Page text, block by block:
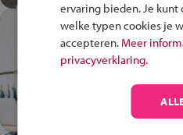
In de
plek!
op de
anders is!
ervaring bieden. Je kunt
welke typen cookies je
accepteren. Meer
privacyverklaring.